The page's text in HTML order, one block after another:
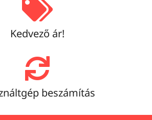
Kedvező ár!
beszámítás